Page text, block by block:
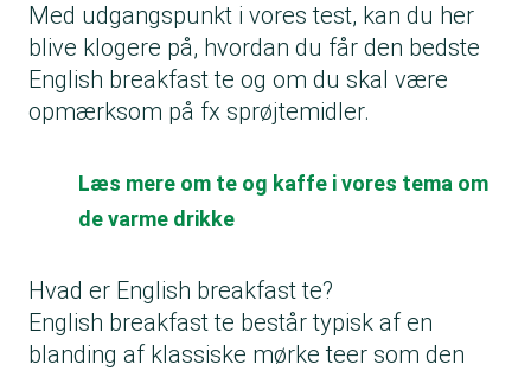
Med udgangspunkt i vores test, kan du her
blive klogere på, hvordan du får den bedste
English breakfast te og om du skal være
opmærksom på fx sprøjtemidler.
Læs mere om te og kaffe i vores tema om
de varme drikke
Hvad er English breakfast te?
English breakfast te består typisk af en
blanding af klassiske mørke teer som den